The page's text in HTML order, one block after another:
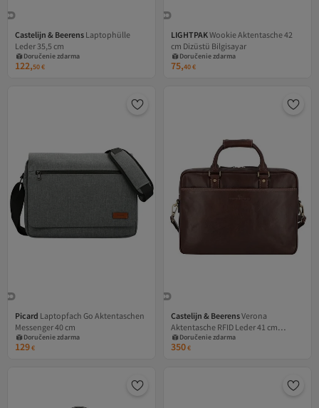
Castelijn & Beerens Laptophülle
Leder 35,5 cm
Doručenie zdarma
122,50€
LIGHTPAKWookie Aktentasche 42
cm Dizüstü Bilgisayar
Doručenie zdarma
75,40€
Picard Laptopfach Go Aktentaschen
Messenger 40 cm
Doručenie zdarma
129€
Castelijn & BeerensVerona
Aktentasche RFID Leder 41 cm
Laptopfach
Doručenie zdarma
350€